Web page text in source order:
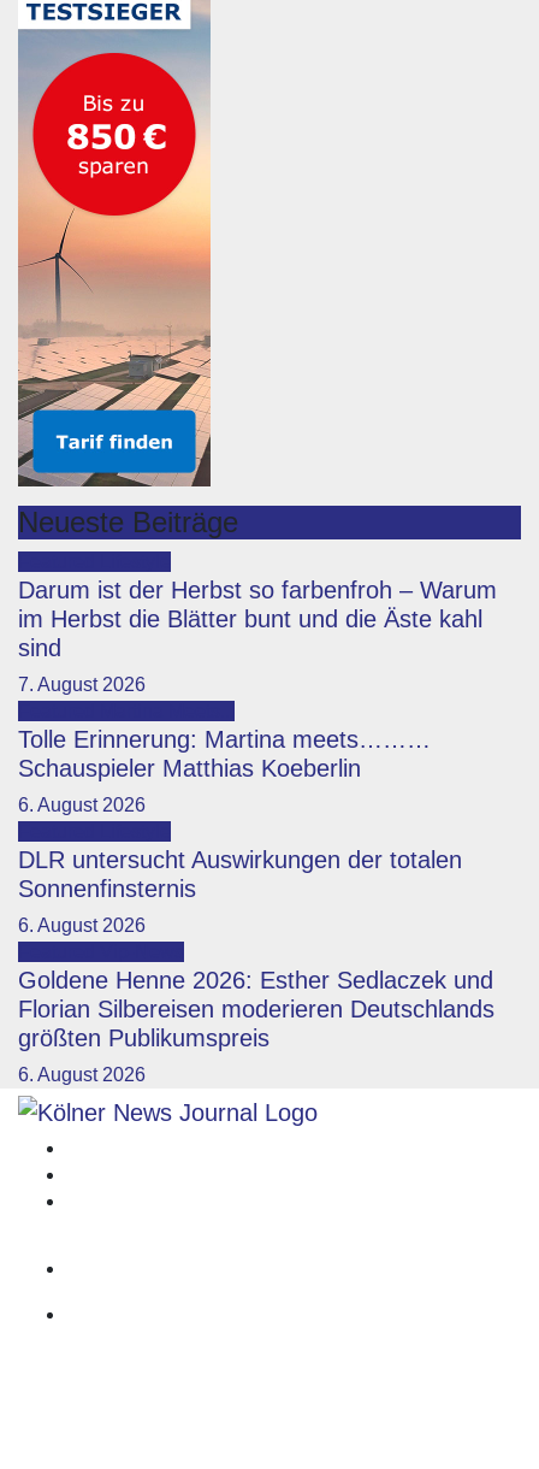
Neueste Beiträge
Darum ist der Herbst so farbenfroh – Warum
im Herbst die Blätter bunt und die Äste kahl
sind
7. August 2026
Tolle Erinnerung: Martina meets………
Schauspieler Matthias Koeberlin
6. August 2026
DLR untersucht Auswirkungen der totalen
Sonnenfinsternis
6. August 2026
Goldene Henne 2026: Esther Sedlaczek und
Florian Silbereisen moderieren Deutschlands
größten Publikumspreis
6. August 2026